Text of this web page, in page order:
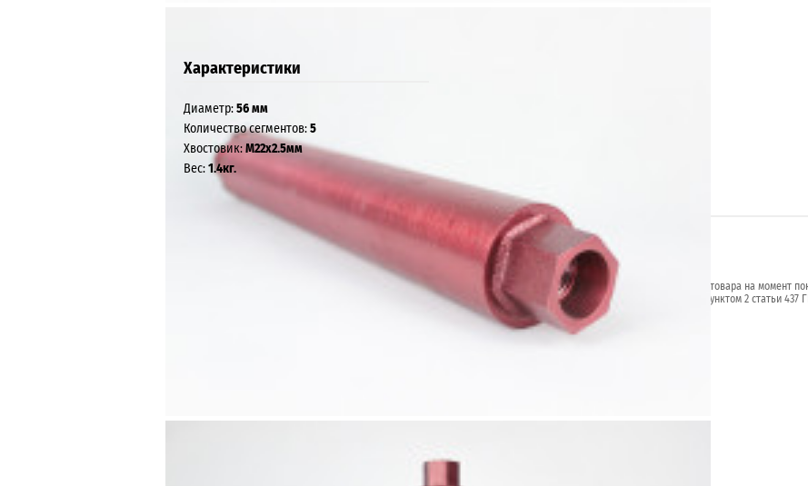
Характеристики
Диаметр:56 мм
Количество сегментов:5
Хвостовик:М22х2.5мм
Вес:1.4кг.
Интернет-магазин KEN Russia, 2026
mail@kenrussia.ru
Технические характеристики товара могут отличаться от указанных на сайте, уточняйте технические характеристики товара на момент
Вся информация на сайте о товарах носит справочный характер и не является публичной офертой в соответствии с пунктом 2 статьи 437
Убедительно просим Вас при покупке проверять наличие желаемых функций и характеристик.